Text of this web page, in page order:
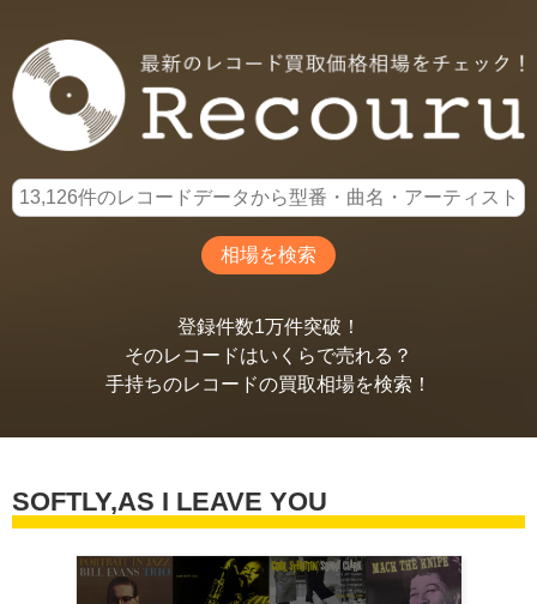
登録件数1万件突破！
そのレコードはいくらで売れる？
手持ちのレコードの買取相場を検索！
SOFTLY,AS I LEAVE YOU